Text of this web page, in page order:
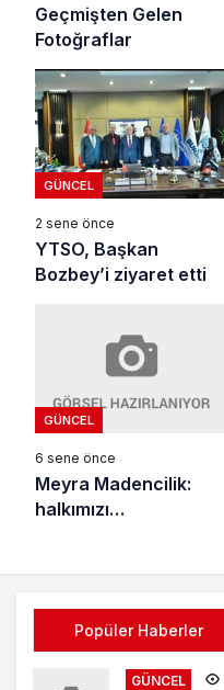
Geçmişten Gelen
Fotoğraflar
GÜNCEL
2 sene önce
YTSO, Başkan
Bozbey’i ziyaret etti
GÜNCEL
6 sene önce
Meyra Madencilik:
halkımızı
Popüler Haberler
GÜNCEL